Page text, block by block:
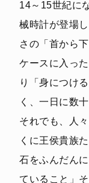
14～15世紀に
械時計が登場
さの「首から
ケースに入っ
り「身につけ
く、一日に数
それでも、人
くに王侯貴族
石をふんだん
ていること」